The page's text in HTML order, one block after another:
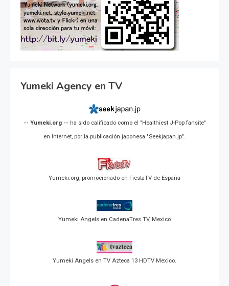
Yumeki Agency en TV
-- Yumeki.org -- ha sido calificado como el "Healthiest J-Pop fansite"
en Internet, por la publicación japonesa "Seekjapan.jp".
Yumeki.org, promocionado en FiestaTV de España
Yumeki Angels en CadenaTres TV, Mexico
Yumeki Angels en TV Azteca 13 HDTV Mexico.